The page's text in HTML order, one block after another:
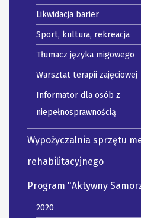
Likwidacja barier
Sport, kultura, rekreacja
Tłumacz języka migowego
Warsztat terapii zajęciowej
Informator dla osób z
niepełnosprawnością
Wypożyczalnia sprzętu
rehabilitacyjnego
Program "Aktywny
2020